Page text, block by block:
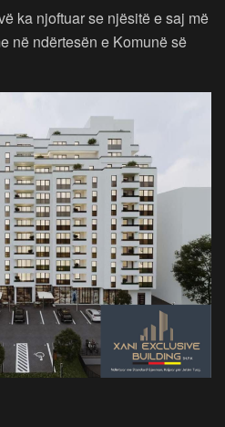
ka njoftuar se njësitë e saj më
në ndërtesën e Komunë së